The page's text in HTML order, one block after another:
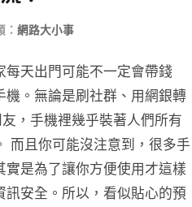
： 網路大小事
天出門可能不一定會帶錢
。無論是刷社群、用網銀轉
，手機裡幾乎裝著人們所有
而且你可能沒注意到，很多手
是為了讓你方便使用才這樣
安全。所以，看似貼心的預